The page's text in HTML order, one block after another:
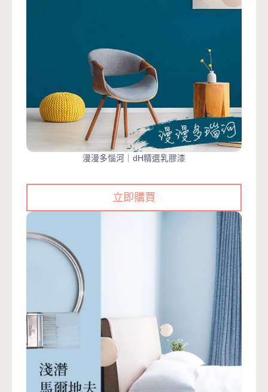
漫漫多惱河｜dH精選乳膠漆
立即購買